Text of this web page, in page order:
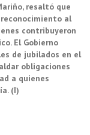
resaltó que
al
contribuyeron
El Gobierno
de jubilados en el
obligaciones
a quienes
(I)